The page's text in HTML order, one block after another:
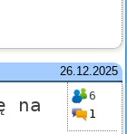
26.12.2025
6
1
na